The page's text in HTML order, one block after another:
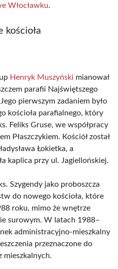
Włocławku.
kościoła
Henryk Muszyński mianował
parafii Najświętszego
pierwszym zadaniem było
kościoła parafialnego, który
Feliks Gruse, we współpracy
Płaszczykiem. Kościół został
Łokietka, a
kaplica przy ul. Jagiellońskiej.
Szygendy jako proboszcza
do nowego kościoła, które
roku, mimo że wnętrze
surowym. W latach 1988–
administracyjno-mieszkalny
przeznaczone do
mieszkalnych.